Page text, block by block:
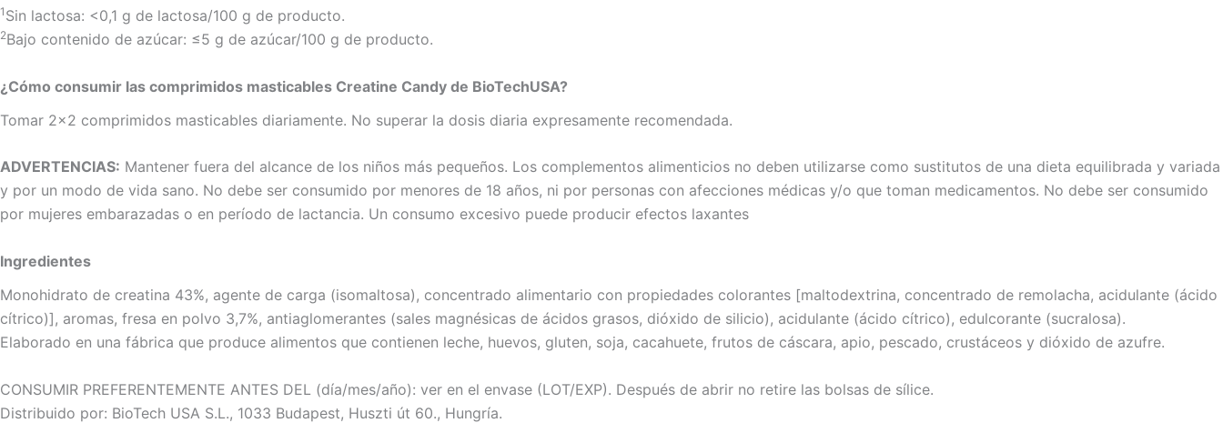
1 Sin lactosa: <0,1 g de lactosa/100 g de producto.
2Bajo contenido de azúcar: ≤5 g de azúcar/100 g de producto.
¿Cómo consumir las comprimidos masticables Creatine Candy de BioTechUSA?
Tomar 2×2 comprimidos masticables diariamente. No superar la dosis diaria expresamente recomendada.
ADVERTENCIAS: Mantener fuera del alcance de los niños más pequeños. Los complementos alimenticios no deben utilizarse como sustitutos de una dieta equilibrada y variada
y por un modo de vida sano. No debe ser consumido por menores de 18 años, ni por personas con afecciones médicas y/o que toman medicamentos. No debe ser consumido
por mujeres embarazadas o en período de lactancia. Un consumo excesivo puede producir efectos laxantes
Ingredientes
Monohidrato de creatina 43%, agente de carga (isomaltosa), concentrado alimentario con propiedades colorantes [maltodextrina, concentrado de remolacha, acidulante (ácido
cítrico)], aromas, fresa en polvo 3,7%, antiaglomerantes (sales magnésicas de ácidos grasos, dióxido de silicio), acidulante (ácido cítrico), edulcorante (sucralosa).
Elaborado en una fábrica que produce alimentos que contienen leche, huevos, gluten, soja, cacahuete, frutos de cáscara, apio, pescado, crustáceos y dióxido de azufre.
CONSUMIR PREFERENTEMENTE ANTES DEL (día/mes/año): ver en el envase (LOT/EXP). Después de abrir no retire las bolsas de sílice.
Distribuido por: BioTech USA S.L., 1033 Budapest, Huszti út 60., Hungría.